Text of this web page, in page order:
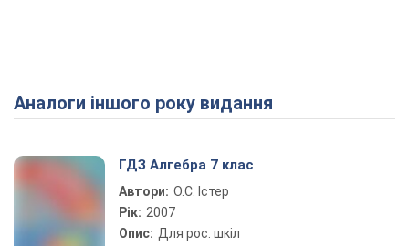
Play Video
Аналоги іншого року видання
ГДЗ Алгебра 7 клас
Автори: О.С. Істер
Рік: 2007
Опис: Для рос. шкіл